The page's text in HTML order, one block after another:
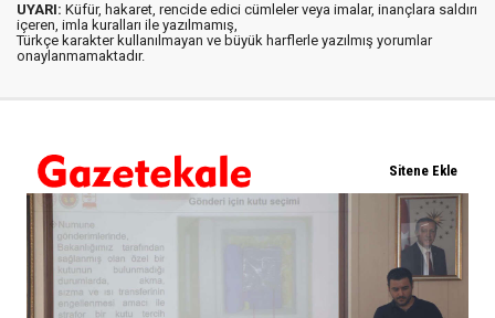
UYARI: Küfür, hakaret, rencide edici cümleler veya imalar, inançlara saldırı
içeren, imla kuralları ile yazılmamış,
Türkçe karakter kullanılmayan ve büyük harflerle yazılmış yorumlar
onaylanmamaktadır.